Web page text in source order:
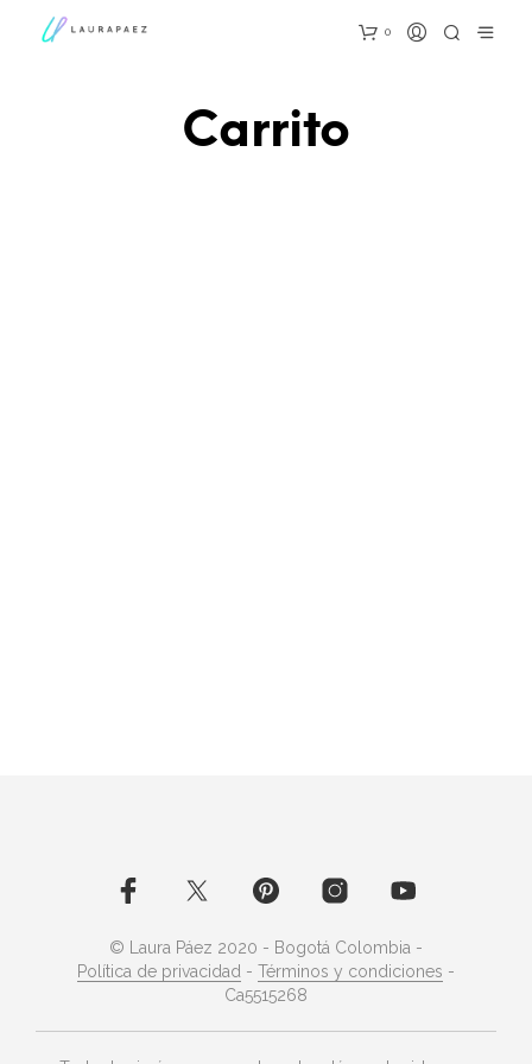
0
Carrito
© Laura Páez 2020 - Bogotá Colombia -
Política de privacidad - Términos y condiciones -
Ca5515268